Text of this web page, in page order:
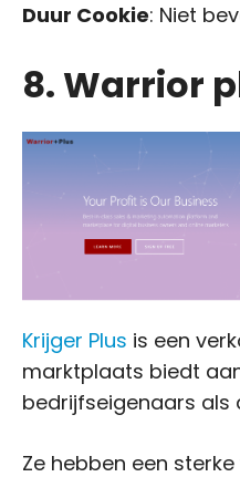
Duur Cookie: Niet
8. Warrior
Krijger Plus is een
marktplaats biedt
bedrijfseigenaars als
Ze hebben een